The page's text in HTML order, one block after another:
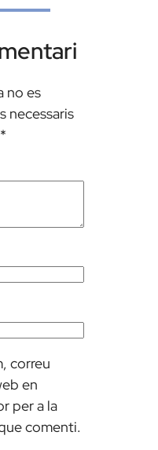
no es
necessaris
*
correu
en
per a la
comenti.